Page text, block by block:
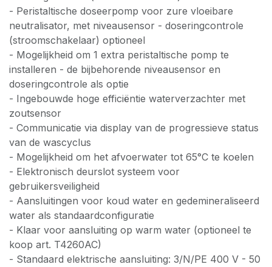
- Peristaltische doseerpomp voor zure vloeibare
neutralisator, met niveausensor - doseringcontrole
(stroomschakelaar) optioneel
- Mogelijkheid om 1 extra peristaltische pomp te
installeren - de bijbehorende niveausensor en
doseringcontrole als optie
- Ingebouwde hoge efficiëntie waterverzachter met
zoutsensor
- Communicatie via display van de progressieve status
van de wascyclus
- Mogelijkheid om het afvoerwater tot 65°C te koelen
- Elektronisch deurslot systeem voor
gebruikersveiligheid
- Aansluitingen voor koud water en gedemineraliseerd
water als standaardconfiguratie
- Klaar voor aansluiting op warm water (optioneel te
koop art. T4260AC)
- Standaard elektrische aansluiting: 3/N/PE 400 V - 50